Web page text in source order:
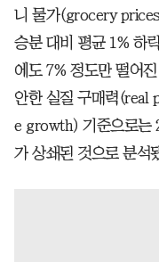
니 물가(grocery
승분 대비 평균 1% 하
에도 7% 정도만 떨어
안한 실질 구매력
e growth) 기준으로는
가 상쇄된 것으로 분